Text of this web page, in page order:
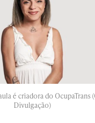
é criadora do OcupaTrans
Divulgação)